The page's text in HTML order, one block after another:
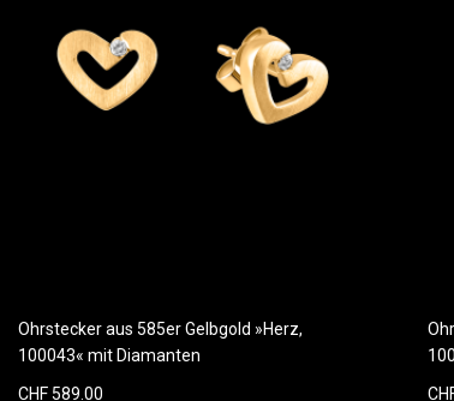
Ohrstecker aus 585er Gelbgold »Herz,
100043« mit Diamanten
CHF 589.00